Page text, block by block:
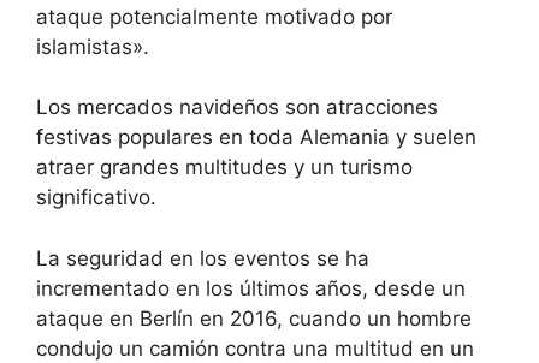
ataque potencialmente motivado por
islamistas».
Los mercados navideños son atracciones
festivas populares en toda Alemania y suelen
atraer grandes multitudes y un turismo
significativo.
La seguridad en los eventos se ha
incrementado en los últimos años, desde un
ataque en Berlín en 2016, cuando un hombre
condujo un camión contra una multitud en un